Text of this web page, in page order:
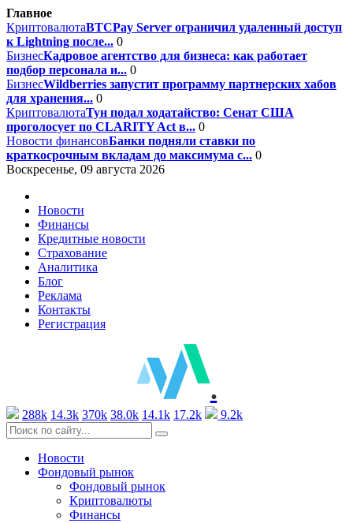
Главное
КриптовалютаBTCPay Server ограничил удаленный доступ
к Lightning после... 0
БизнесКадровое агентство для бизнеса: как работает
подбор персонала и... 0
БизнесWildberries запустит программу партнерских хабов
для хранения... 0
КриптовалютаТун подал ходатайство: Сенат США
проголосует по CLARITY Act в... 0
Новости финансовБанки подняли ставки по
краткосрочным вкладам до максимума с... 0
Воскресенье, 09 августа 2026
Новости
Финансы
Кредитные новости
Страхование
Аналитика
Блог
Реклама
Контакты
Регистрация
.
288k 14.3k 370k 38.0k 14.1k 17.2k 9.2k
Новости
Фондовый рынок
Фондовый рынок
Криптовалюты
Финансы